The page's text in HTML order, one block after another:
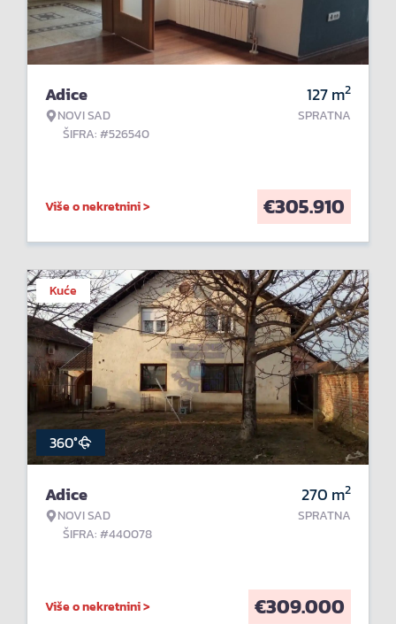
Adice
NOVI SAD
ŠIFRA: #526540
127m2
SPRATNA
Više o nekretnini > €305.910
Kuće
360°
Adice
NOVI SAD
ŠIFRA: #440078
270 m2
SPRATNA
Više o nekretnini > €309.000